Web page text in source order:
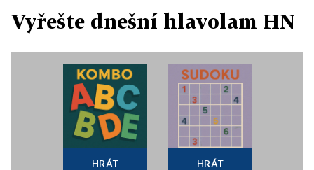
Vyřešte dnešní hlavolam HN
HRÁT HRÁT